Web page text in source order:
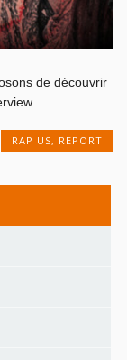
de découvrir
RAP US, REPORT